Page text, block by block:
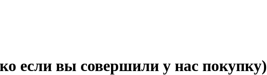
если вы совершили у нас покупку)